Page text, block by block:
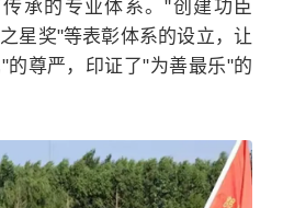
承的专业体系。"创建功臣
星奖"等表彰体系的设立，让
的尊严，印证了"为善最乐"的